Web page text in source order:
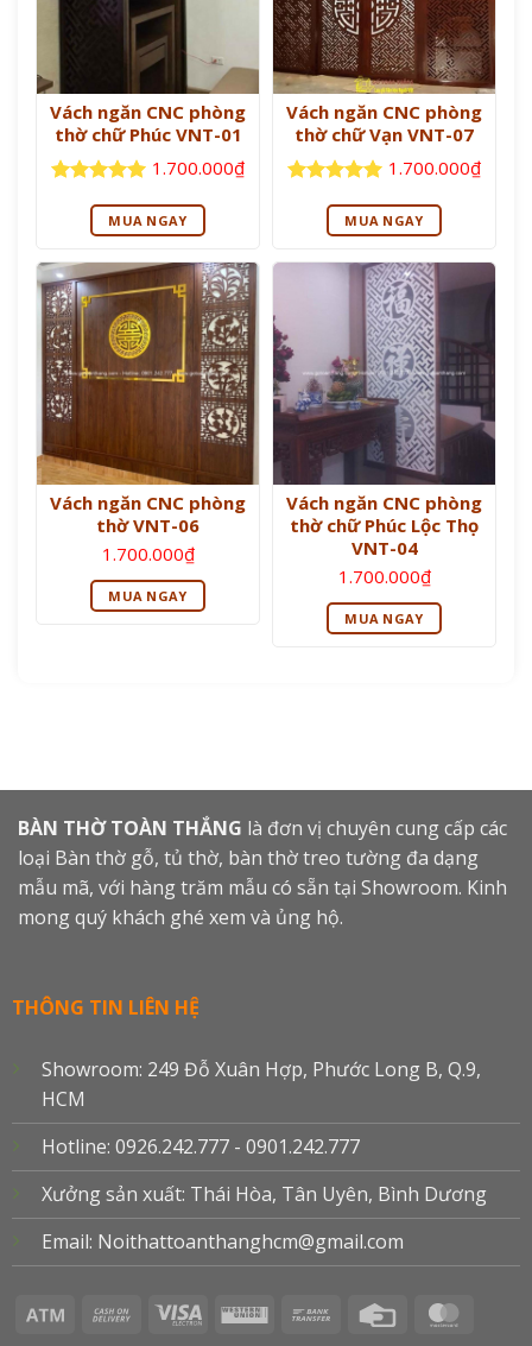
Vách ngăn CNC phòng
thờ chữ Phúc VNT-01
5
1.700.000₫
MUA NGAY
Vách ngăn CNC phòng
thờ chữ Vạn VNT-07
5
1.700.000₫
MUA NGAY
Vách ngăn CNC phòng
thờ VNT-06
1.700.000₫
MUA NGAY
Vách ngăn CNC phòng
thờ chữ Phúc Lộc Thọ
VNT-04
1.700.000₫
MUA NGAY
BÀN THỜ TOÀN THẮNG là đơn vị chuyên cung cấp các
loại Bàn thờ gỗ, tủ thờ, bàn thờ treo tường đa dạng
mẫu mã, với hàng trăm mẫu có sẵn tại Showroom. Kinh
mong quý khách ghé xem và ủng hộ.
THÔNG TIN LIÊN HỆ
Showroom: 249 Đỗ Xuân Hợp, Phước Long B, Q.9,
HCM
Hotline: 0926.242.777 - 0901.242.777
Xưởng sản xuất: Thái Hòa, Tân Uyên, Bình Dương
Email: Noithattoanthanghcm@gmail.com
Atm
Cash
Visa
Western
Bank
Credit